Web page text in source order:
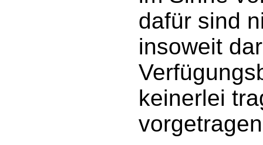
dafür sind
insoweit
keinerlei